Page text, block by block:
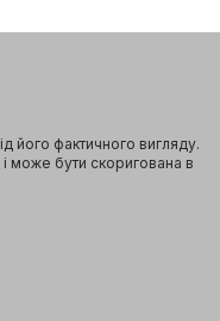
його фактичного вигляду.
може бути скоригована в